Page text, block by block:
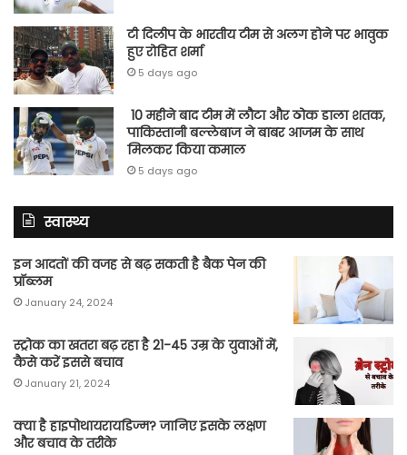
टी दिलीप के भारतीय टीम से अलग होने पर भावुक
हुए रोहित शर्मा
5 days ago
10 महीने बाद टीम में लौटा और ठोक डाला शतक,
पाकिस्तानी बल्लेबाज ने बाबर आजम के साथ
मिलकर किया कमाल
5 days ago
स्वास्थ्य
इन आदतों की वजह से बढ़ सकती है बैक पेन की
प्रॉब्लम
January 24, 2024
स्ट्रोक का खतरा बढ़ रहा है 21-45 उम्र के युवाओं में,
कैसे करें इससे बचाव
January 21, 2024
क्या है हाइपोथायरायडिज्म? जानिए इसके लक्षण
और बचाव के तरीके